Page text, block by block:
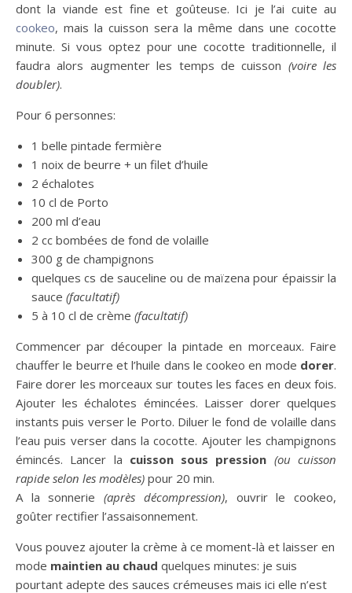
dont la viande est fine et goûteuse. Ici je l’ai cuite au
cookeo, mais la cuisson sera la même dans une cocotte
minute. Si vous optez pour une cocotte traditionnelle, il
faudra alors augmenter les temps de cuisson (voire les
doubler).
Pour 6 personnes:
1 belle pintade fermière
1 noix de beurre + un filet d’huile
2 échalotes
10 cl de Porto
200 ml d’eau
2 cc bombées de fond de volaille
300 g de champignons
quelques cs de sauceline ou de maïzena pour épaissir la
sauce (facultatif)
5 à 10 cl de crème (facultatif)
Commencer par découper la pintade en morceaux. Faire
chauffer le beurre et l’huile dans le cookeo en mode dorer.
Faire dorer les morceaux sur toutes les faces en deux fois.
Ajouter les échalotes émincées. Laisser dorer quelques
instants puis verser le Porto. Diluer le fond de volaille dans
l’eau puis verser dans la cocotte. Ajouter les champignons
émincés. Lancer la cuisson sous pression (ou cuisson
rapide selon les modèles) pour 20 min.
A la sonnerie(après décompression), ouvrir le cookeo,
goûter rectifier l’assaisonnement.
Vous pouvez ajouter la crème à ce moment-là et laisser en
mode maintien au chaud quelques minutes: je suis
pourtant adepte des sauces crémeuses mais ici elle n’est